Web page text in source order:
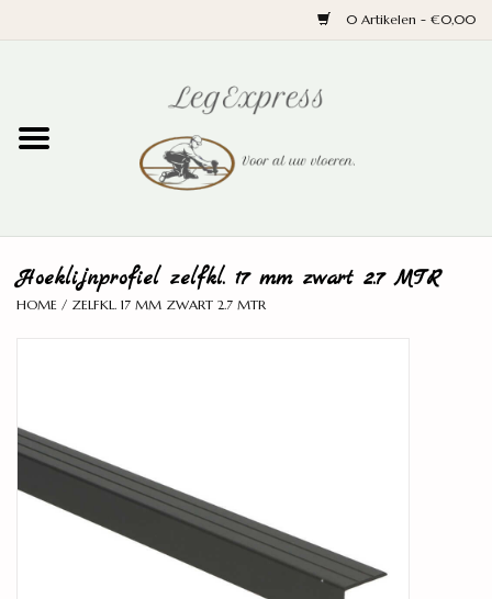
0 Artikelen - €0,00
Parket
Wand en trap
Hoeklijnprofiel zelfkl. 17 mm zwart 2.7 MTR
HOME / ZELFKL. 17 MM ZWART 2.7 MTR